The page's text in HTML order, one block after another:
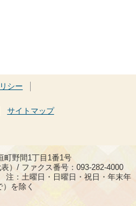
シー
サイトマップ
町野間1丁目1番1号
）/ ファクス番号：093-282-4000
：土曜日・日曜日・祝日・年末年
を除く